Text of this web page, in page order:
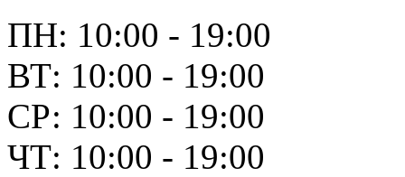
ПН: 10:00 - 19:00
ВТ: 10:00 - 19:00
СР: 10:00 - 19:00
ЧТ: 10:00 - 19:00